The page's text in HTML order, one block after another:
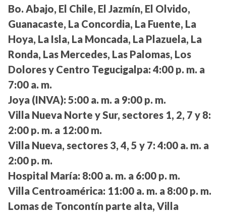
Bo. Abajo, El Chile, El Jazmín, El Olvido,
Guanacaste, La Concordia, La Fuente, La
Hoya, La Isla, La Moncada, La Plazuela, La
Ronda, Las Mercedes, Las Palomas, Los
Dolores y Centro Tegucigalpa: 4:00 p. m. a
7:00 a. m.
Joya (INVA): 5:00 a. m. a 9:00 p. m.
Villa Nueva Norte y Sur, sectores 1, 2, 7 y 8:
2:00 p. m. a 12:00 m.
Villa Nueva, sectores 3, 4, 5 y 7: 4:00 a. m. a
2:00 p. m.
Hospital María: 8:00 a. m. a 6:00 p. m.
Villa Centroamérica: 11:00 a. m. a 8:00 p. m.
Lomas de Toncontín parte alta, Villa